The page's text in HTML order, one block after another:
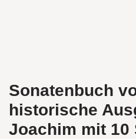
Sonatenbuch
historische
Joachim mit 10